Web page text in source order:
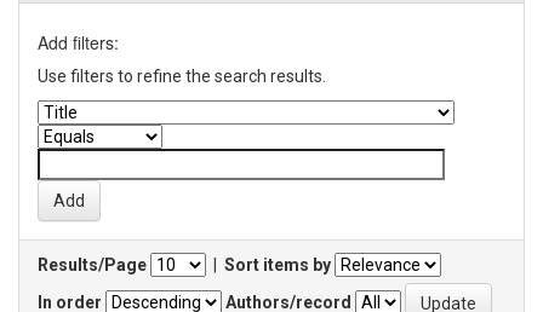
Add filters:
Use filters to refine the search results.
Results/Page
Sort items by
In order
Authors/record